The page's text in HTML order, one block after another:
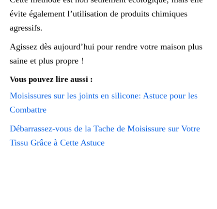
évite également l’utilisation de produits chimiques
agressifs.
Agissez dès aujourd’hui pour rendre votre maison plus
saine et plus propre !
Vous pouvez lire aussi :
Moisissures sur les joints en silicone: Astuce pour les
Combattre
Débarrassez-vous de la Tache de Moisissure sur Votre
Tissu Grâce à Cette Astuce